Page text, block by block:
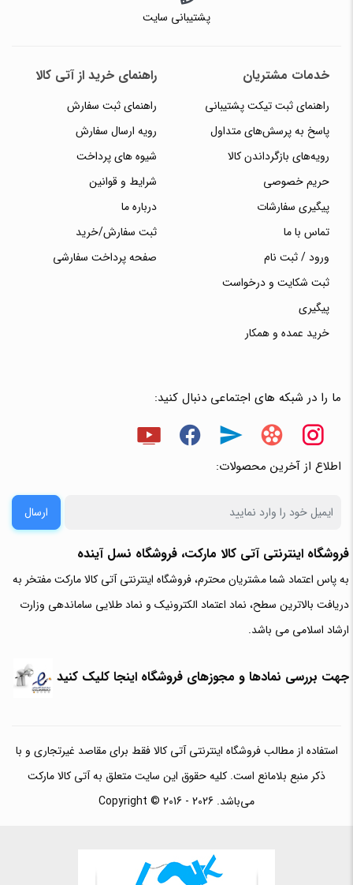
پشتیبانی سایت
خدمات مشتریان
راهنمای ثبت تیکت پشتیبانی
پاسخ به پرسش‌های متداول
رویه‌های بازگرداندن کالا
حریم خصوصی
پیگیری سفارشات
تماس با ما
ورود / ثبت نام
ثبت شکایت و درخواست
پیگیری
خرید عمده و همکار
راهنمای خرید از آتی کالا
راهنمای ثبت سفارش
رویه ارسال سفارش
شیوه های پرداخت
شرایط و قوانین
درباره ما
ثبت سفارش/خرید
صفحه پرداخت سفارشی
ما را در شبکه های اجتماعی دنبال کنید:
اطلاع از آخرین محصولات:
ارسال
فروشگاه اینترنتی آتی‌ کالا مارکت، فروشگاه نسل آینده
به پاس اعتماد شما مشتریان محترم، فروشگاه اینترنتی آتی کالا مارکت مفتخر به
دریافت بالاترین سطح، نماد اعتماد الکترونیک و نماد طلایی ساماندهی وزارت
ارشاد اسلامی می باشد.
جهت بررسی نمادها و مجوزهای فروشگاه اینجا کلیک کنید
استفاده از مطالب فروشگاه اینترنتی آتی کالا فقط برای مقاصد غیرتجاری و با
ذکر منبع بلامانع است. کلیه حقوق این سایت متعلق به آتی کالا مارکت
می‌باشد. Copyright © 2016 - 2026